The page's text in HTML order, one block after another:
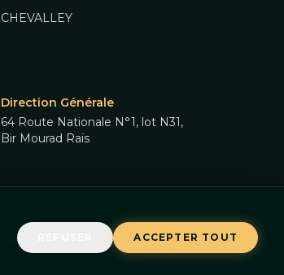
ACCEPTER TOUT
CHEVALLEY
Direction Générale
64 Route Nationale N°1, lot N31,
Bir Mourad Raïs
Conditions Générales Politique de Confidentialité